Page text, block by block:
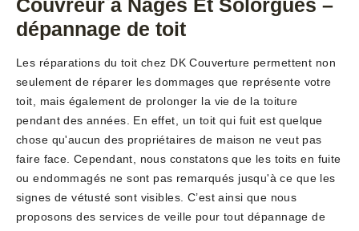
Couvreur à Nages Et Solorgues –
dépannage de toit
Les réparations du toit chez DK Couverture permettent non
seulement de réparer les dommages que représente votre
toit, mais également de prolonger la vie de la toiture
pendant des années. En effet, un toit qui fuit est quelque
chose qu'aucun des propriétaires de maison ne veut pas
faire face. Cependant, nous constatons que les toits en fuite
ou endommagés ne sont pas remarqués jusqu'à ce que les
signes de vétusté sont visibles. C’est ainsi que nous
proposons des services de veille pour tout dépannage de